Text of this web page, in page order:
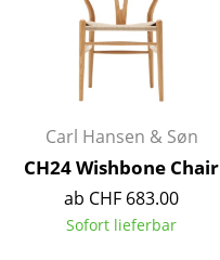
Betten
Doppelbetten
Einzelbetten
Stapelbetten
Kinderbetten
Carl Hansen & Søn
CH24 Wishbone Chair
ab CHF 683.00
Sofort lieferbar